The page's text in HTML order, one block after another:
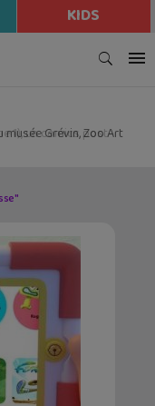
KIDS
musée Grévin, Zoo Art